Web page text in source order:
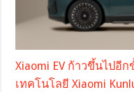
Xiaomi EV ก้าวขึ้นไปอี
เทคโนโลยี Xiaomi